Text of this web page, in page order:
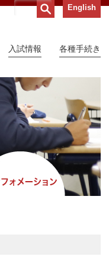
English
入試情報 各種手続き